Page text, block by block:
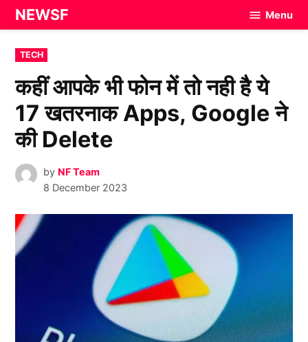
Skip
to
content
NEWSF Menu
POSTED
IN
TECH
कहीं आपके भी फोन में तो नही है ये
17 खतरनाक Apps, Google ने
की Delete
by NF Team
8 December 2023